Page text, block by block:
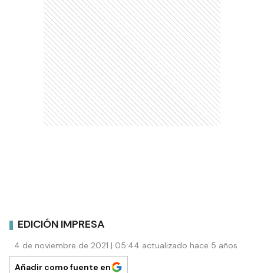
EDICIÓN IMPRESA
4 de noviembre de 2021 | 05:44 actualizado hace 5 años
Añadir como fuente en